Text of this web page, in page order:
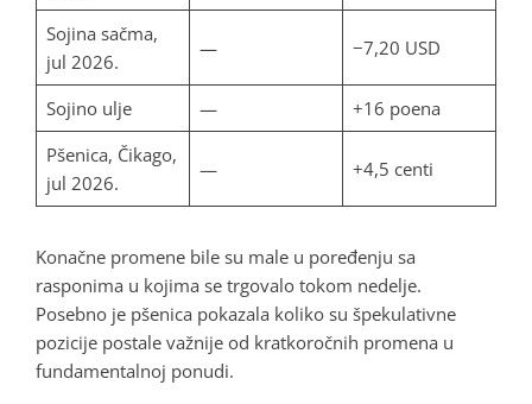
Sojina sačma,
jul 2026.
— −7,20 USD
Sojino ulje —
+16 poena
Pšenica, Čikago,
jul 2026.
— +4,5 centi
Konačne promene bile su male u poređenju sa
rasponima u kojima se trgovalo tokom nedelje.
Posebno je pšenica pokazala koliko su špekulativne
pozicije postale važnije od kratkoročnih promena u
fundamentalnoj ponudi.